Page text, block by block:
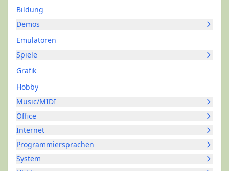
Bildung
Demos
Emulatoren
Spiele
Grafik
Hobby
Music/MIDI
Office
Internet
Programmiersprachen
System